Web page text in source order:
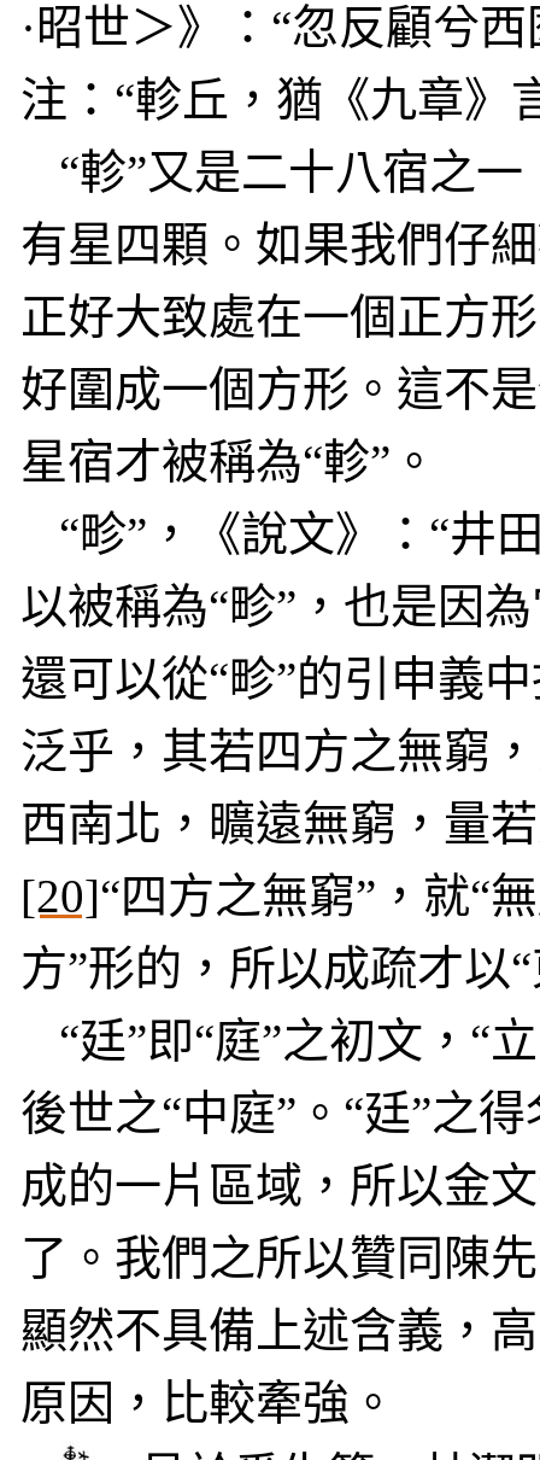
·昭世＞》：“忽反顧兮
注：“軫丘，猶《九章》
“軫”又是二十八宿之
有星四顆。如果我們仔
正好大致處在一個正方
好圍成一個方形。這不
星宿才被稱為“軫”。
“畛”，《說文》：“井
以被稱為“畛”，也是因
還可以從“畛”的引申義
泛乎，其若四方之無窮
西南北，曠遠無窮，量
[20]“四方之無窮”，就“
方”形的，所以成疏才以
“廷”即“庭”之初文，“
後世之“中庭”。“廷”之
成的一片區域，所以金文
了。我們之所以贊同陳
顯然不具備上述含義，
原因，比較牽強。